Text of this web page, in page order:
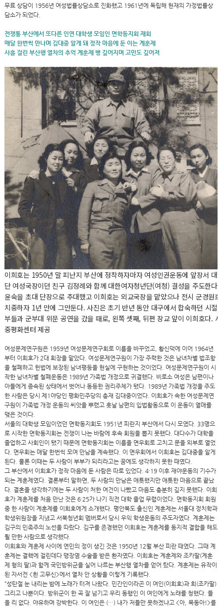
무료 상담이 1956년 여성법률상담소로 진화했고 1961년에 독립해 현재의 가정법률상
담소가 되었다.
전쟁통 부산에서 또다른 인연 대학생 모임인 면학동지회 재회
매달 한번씩 만나며 김대중 알게 돼 정작 마음에 둔 이는 계훈제
사흘 걸린 부산행 열차의 추억 계훈제 병 깊어지며 고민도 깊어져
이희호는 1950년 말 피난지 부산에 정착하자마자 여성인권운동에 앞장서 대
단 여성국장이던 친구 김정례와 함께 대한여자청년단(여청) 결성을 주도한다.
윤숙을 초대 단장으로 추대했고 이희호는 외교국장을 맡았으나 전시 군경원
치중하자 1년 만에 그만둔다. 사진은 초기 반년 동안 대구에서 합숙하던 시절
부들과 군부대 위문 공연을 갔을 때로, 왼쪽 셋째, 뒤편 장교 앞이 이희호다.
중평화센터 제공
여성문제연구원은 1959년 여성문제연구회로 이름을 바꾸었고, 황신덕에 이어 1964년
부터 이희호가 2대 회장을 맡았다. 여성문제연구원이 가장 주력한 것은 남녀차별 법조항
을 철폐하고 헌법에 보장된 남녀평등을 현실에 구현하는 것이었다. 여성문제연구원이 시
작한 남녀차별 철폐운동은 1989년 가족법 개정으로 귀결했다. 비로소 여성은 남편이나
아들에게 종속된 상태에서 벗어나 동등한 권리주체가 됐다. 1989년 가족법 개정을 주도
한 사람은 당시 제1야당인 평화민주당의 총재 김대중이었다. 이희호가 속한 여성문제연
구원이 가족법 개정 운동의 씨앗을 뿌렸고 훗날 남편의 입법활동으로 이 운동이 열매를
맺은 것이다.
서울의 대학생 모임이었던 면학동지회도 1951년 피란지 부산에서 다시 모였다. 33명으
로 시작한 면학동지회는 전쟁이 나는 바람에 후속 회원을 뽑지 못했다. 대다수가 대학을
졸업하고 사회인이 됐기 때문에 면학동지회는 이름을 면우회로 고치고 문을 외부로 열었
다. 면우회는 매달 한번씩 모여 만남을 계속했다. 이 면우회에서 이희호는 김대중을 알게
된다. 물론 이때는 두 사람이 부부가 되리라고는 꿈에도 생각하지 못한 때였다.
그 부산에서 이희호가 정작 마음에 둔 사람은 따로 있었다. 4·19 이후 재야운동의 기수가
되는 계훈제였다. 결론부터 말하면, 두 사람의 만남은 애틋했지만 애틋한 마음으로 끝났
다. 결혼을 생각하기에는 두 사람이 처한 여건이 나빴고 마음도 충분히 깊지 못했다. 이희
호가 계훈제를 처음 만난 것은 6·25가 나기 직전 대학 졸업 무렵이었다. 면학동지회 회원
중 한 사람이 계훈제를 이희호에게 소개했다. 평안북도 출신인 계훈제는 서울대 정치학과
학생위원장을 지냈고 서북청년회 멤버로서 당시 우익 학생운동의 주도자였다. 계훈제는
김구의 민족주의 노선을 따랐다. 김구를 존경했던 이희호는 계훈제를 동지적 결합을 해도
될 만한 사람으로 생각했다.
이희호와 계훈제 사이에 연민의 정이 생긴 것은 1950년 12월 부산 피란 때였다. 그때 계
훈제는 결핵에 걸린데다 맹장염 수술을 받은 환자였다. 이희호는 계훈제와 조카딸(계훈
제 형의 딸)과 함께 국민방위군을 실어 나르는 부산행 열차를 얻어 탔다. 계훈제는 유작이
된 자서전 <흰 고무신>에서 열차 안 상황을 이렇게 기록했다.
“성탄절 눈 내리는 밤에 노래가 터져 나왔다. 민간인이라곤 이 여인(이희호)과 희(조카딸)
그리고 나뿐이다. 방위군이 한 곡 잘 넘기고 우리 동행인 이 여인에게 노래를 청했다. 들
을 리 없다. 야유하며 강박한다. 이 여인은 (…) 내가 저들만 못하겠냐고 <아, 목동아!>를